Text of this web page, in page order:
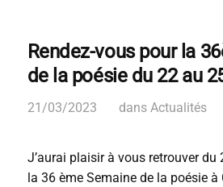
Rendez-vous pour la
de la poésie du 22 au
21/03/2023 dans Actualités
J’aurai plaisir à vous retrouver du
la 36 ème Semaine de la poésie